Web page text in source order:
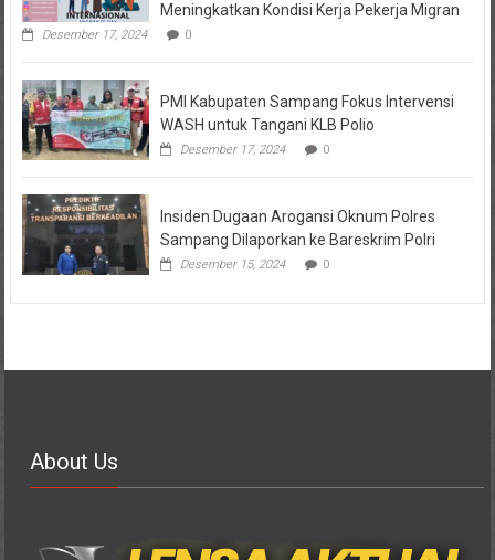
Meningkatkan Kondisi Kerja Pekerja Migran
Desember 17, 2024 0
PMI Kabupaten Sampang Fokus Intervensi
WASH untuk Tangani KLB Polio
Desember 17, 2024 0
Insiden Dugaan Arogansi Oknum Polres
Sampang Dilaporkan ke Bareskrim Polri
Desember 15, 2024 0
About Us